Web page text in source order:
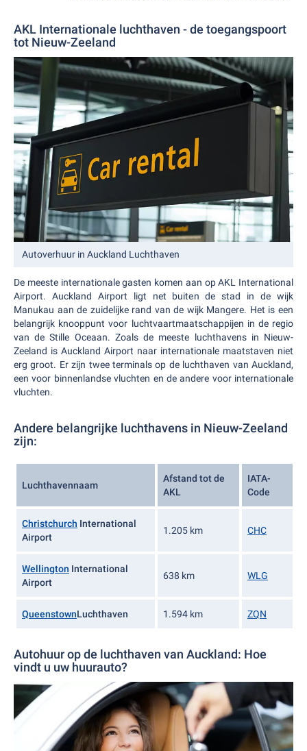
AKL Internationale luchthaven - de toegangspoort
tot Nieuw-Zeeland
Autoverhuur in Auckland Luchthaven
De meeste internationale gasten komen aan op AKL International
Airport. Auckland Airport ligt net buiten de stad in de wijk
Manukau aan de zuidelijke rand van de wijk Mangere. Het is een
belangrijk knooppunt voor luchtvaartmaatschappijen in de regio
van de Stille Oceaan. Zoals de meeste luchthavens in Nieuw-
Zeeland is Auckland Airport naar internationale maatstaven niet
erg groot. Er zijn twee terminals op de luchthaven van Auckland,
een voor binnenlandse vluchten en de andere voor internationale
vluchten.
Andere belangrijke luchthavens in Nieuw-Zeeland
zijn:
Luchthavennaam
Afstand tot de
AKL
IATA-
Code
Christchurch International
Airport
1.205 km CHC
Wellington International
Airport
638 km WLG
QueenstownLuchthaven 1.594 km ZQN
Autohuur op de luchthaven van Auckland: Hoe
vindt u uw huurauto?